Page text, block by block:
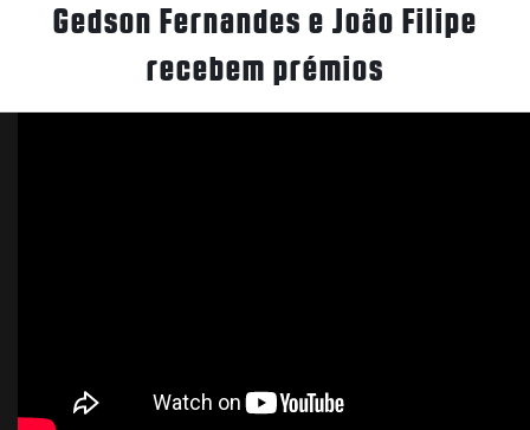
Gedson Fernandes e João Filipe
recebem prémios